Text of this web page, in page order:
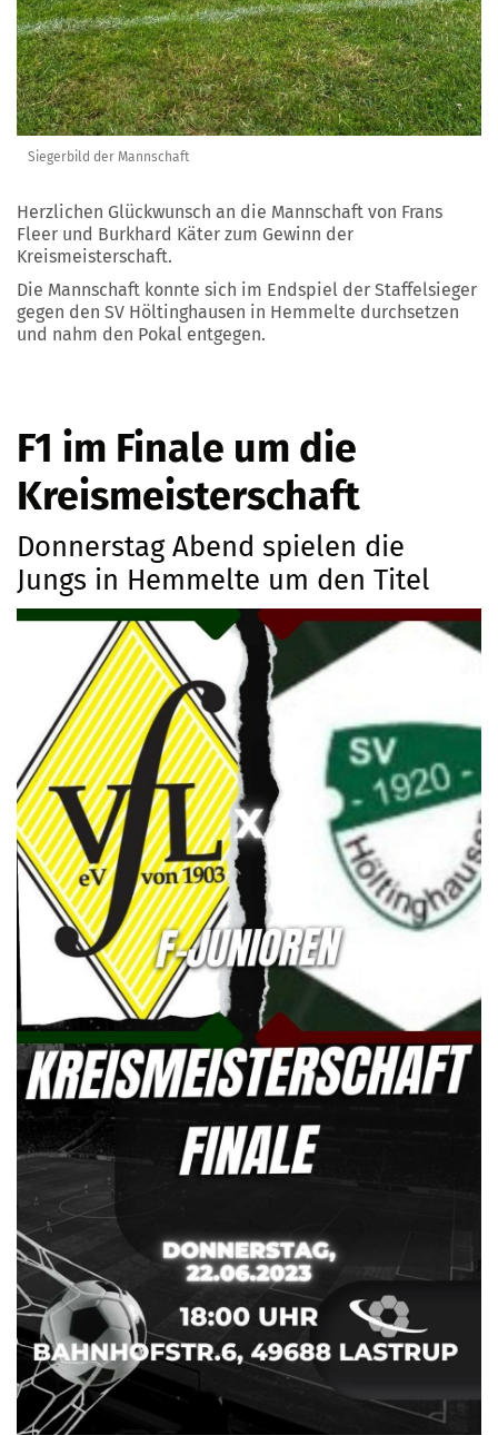
Siegerbild der Mannschaft
Herzlichen Glückwunsch an die Mannschaft von Frans
Fleer und Burkhard Käter zum Gewinn der
Kreismeisterschaft.
Die Mannschaft konnte sich im Endspiel der Staffelsieger
gegen den SV Höltinghausen in Hemmelte durchsetzen
und nahm den Pokal entgegen.
F1 im Finale um die
Kreismeisterschaft
Donnerstag Abend spielen die
Jungs in Hemmelte um den Titel